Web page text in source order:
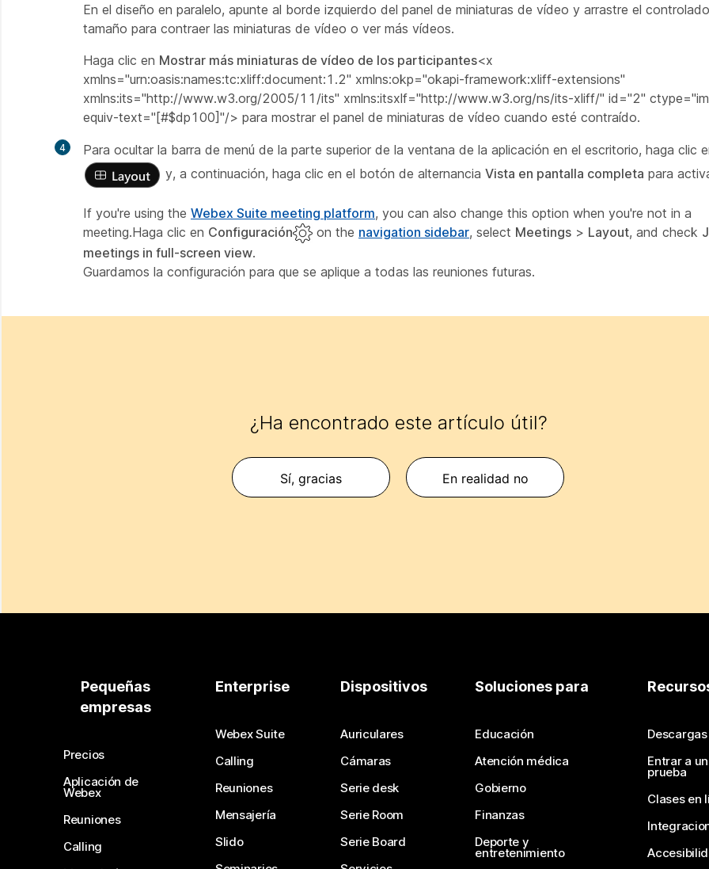
En el diseño en paralelo, apunte al borde izquierdo del panel de miniaturas de vídeo y arrastre el
tamaño para contraer las miniaturas de vídeo o ver más vídeos.
Haga clic en Mostrar más miniaturas de vídeo de los participantes<x
xmlns="urn:oasis:names:tc:xliff:document:1.2" xmlns:okp="okapi-framework:xliff-extensions"
xmlns:its="http://www.w3.org/2005/11/its" xmlns:itsxlf="http://www.w3.org/ns/its-xliff/" id="2"
equiv-text="[#$dp100]"/> para mostrar el panel de miniaturas de vídeo cuando esté contraído.
4
Para ocultar la barra de menú de la parte superior de la ventana de la aplicación en el escritorio, haga clic
y, a continuación, haga clic en el botón de alternancia Vista en pantalla completa para
If you're using the Webex Suite meeting platform, you can also change this option when you're not in a
meeting.Haga clic en Configuración on the navigation sidebar, select Meetings > Layout, and check
meetings in full-screen view.
Guardamos la configuración para que se aplique a todas las reuniones futuras.
¿Ha encontrado este artículo útil?
Sí, gracias En realidad no
Pequeñas
empresas
Precios
Aplicación de
Webex
Reuniones
Calling
Enterprise
Webex Suite
Calling
Reuniones
Mensajería
Slido
Dispositivos
Auriculares
Cámaras
Serie desk
Serie Room
Serie Board
Soluciones para
Educación
Atención médica
Gobierno
Finanzas
Deporte y
entretenimiento
Descargas
Entrar a
prueba
Clases en